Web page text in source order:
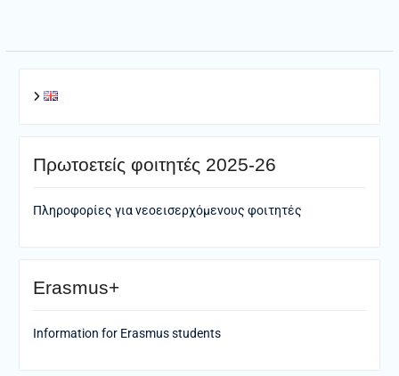
Πρωτοετείς φοιτητές 2025-26
Πληροφορίες για νεοεισερχόμενους φοιτητές
Erasmus+
Information for Erasmus students